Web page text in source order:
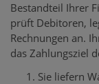
Bestandteil Ihrer
prüft Debitoren,
Rechnungen an.
das Zahlungsziel
Sie liefern